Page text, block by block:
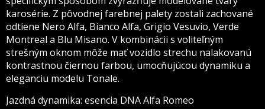
karosérie. Z pôvodnej farebnej palety zostali zachované
odtiene Nero Alfa, Bianco Alfa, Grigio Vesuvio, Verde
Montreal a Blu Misano. V kombinácii s voliteľným
strešným oknom môže mať vozidlo strechu nalakovanú
kontrastnou čiernou farbou, umocňujúcou dynamiku a
eleganciu modelu Tonale.
Jazdná dynamika: esencia DNA Alfa Romeo